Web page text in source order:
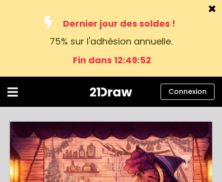
Dernier jour des soldes !
75% sur l'adhésion annuelle.
Fin dans 12:49:51
Aide
À propos
Connexion
Connexion